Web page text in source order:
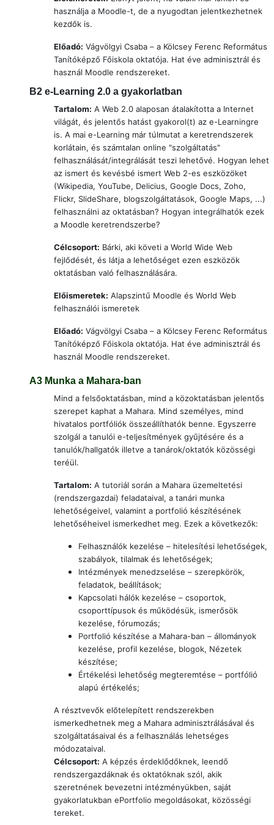
használja a Moodle-t, de a nyugodtan jelentkezhetnek
kezdők is.
Előadó: Vágvölgyi Csaba – a Kölcsey Ferenc Református
Tanítóképző Főiskola oktatója. Hat éve adminisztrál és
használ Moodle rendszereket.
B2 e-Learning 2.0 a gyakorlatban
Tartalom: A Web 2.0 alaposan átalakította a Internet
világát, és jelentős hatást gyakorol(t) az e-Learningre
is. A mai e-Learning már túlmutat a keretrendszerek
korlátain, és számtalan online "szolgáltatás"
felhasználását/integrálását teszi lehetővé. Hogyan lehet
az ismert és kevésbé ismert Web 2-es eszközöket
(Wikipedia, YouTube, Delicius, Google Docs, Zoho,
Flickr, SlideShare, blogszolgáltatások, Google Maps, ...)
felhasználni az oktatásban? Hogyan integrálhatók ezek
a Moodle keretrendszerbe?
Célcsoport: Bárki, aki követi a World Wide Web
fejlődését, és látja a lehetőséget ezen eszközök
oktatásban való felhasználására.
Előismeretek: Alapszintű Moodle és World Web
felhasználói ismeretek
Előadó: Vágvölgyi Csaba – a Kölcsey Ferenc Református
Tanítóképző Főiskola oktatója. Hat éve adminisztrál és
használ Moodle rendszereket.
A3 Munka a Mahara-ban
Mind a felsőoktatásban, mind a közoktatásban jelentős
szerepet kaphat a Mahara. Mind személyes, mind
hivatalos portfóliók összeállíthatók benne. Egyszerre
szolgál a tanulói e-teljesítmények gyűjtésére és a
tanulók/hallgatók illetve a tanárok/oktatók közösségi
teréül.
Tartalom: A tutoriál során a Mahara üzemeltetési
(rendszergazdai) feladataival, a tanári munka
lehetőségeivel, valamint a portfolió készítésének
lehetőséheivel ismerkedhet meg. Ezek a következők:
Felhasználók kezelése – hitelesítési lehetőségek,
szabályok, tilalmak és lehetőségek;
Intézmények menedzselése – szerepkörök,
feladatok, beállítások;
Kapcsolati hálók kezelése – csoportok,
csoporttípusok és működésük, ismerősök
kezelése, fórumozás;
Portfolió készítése a Mahara-ban – állományok
kezelése, profil kezelése, blogok, Nézetek
készítése;
Értékelési lehetőség megteremtése – portfólió
alapú értékelés;
A résztvevők előtelepített rendszerekben
ismerkedhetnek meg a Mahara adminisztrálásával és
szolgáltatásaival és a felhasználás lehetséges
módozataival.
Célcsoport: A képzés érdeklődőknek, leendő
rendszergazdáknak és oktatóknak szól, akik
szeretnének bevezetni intézményükben, saját
gyakorlatukban ePortfolio megoldásokat, közösségi
tereket.